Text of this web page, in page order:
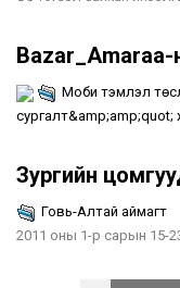
Bazar_Amaraa-
Моби тэмүүлэл
сургалт&amp;amp;quot;
Зургийн
Говь-Алтай аймагт
2011 оны 1-р сарын 15-